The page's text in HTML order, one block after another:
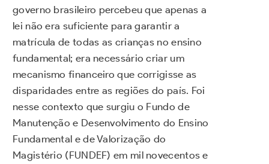
governo brasileiro percebeu que apenas a
lei não era suficiente para garantir a
matrícula de todas as crianças no ensino
fundamental; era necessário criar um
mecanismo financeiro que corrigisse as
disparidades entre as regiões do país. Foi
nesse contexto que surgiu o Fundo de
Manutenção e Desenvolvimento do Ensino
Fundamental e de Valorização do
Magistério (FUNDEF) em mil novecentos e